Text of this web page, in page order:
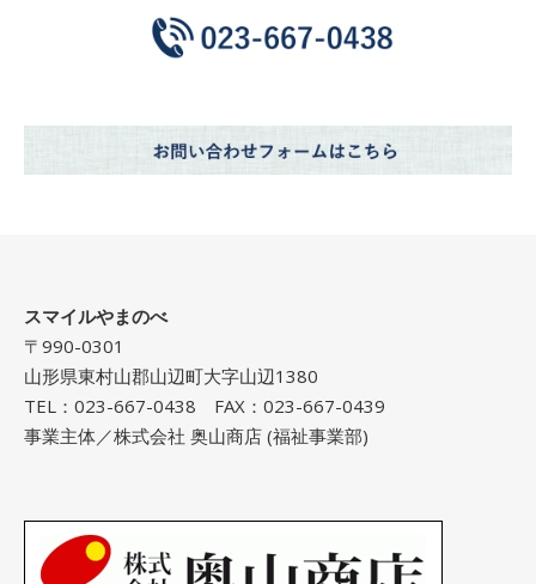
スマイルやまのべ
〒990-0301
山形県東村山郡山辺町大字山辺1380
TEL：023-667-0438 FAX：023-667-0439
事業主体／株式会社 奥山商店 (福祉事業部)